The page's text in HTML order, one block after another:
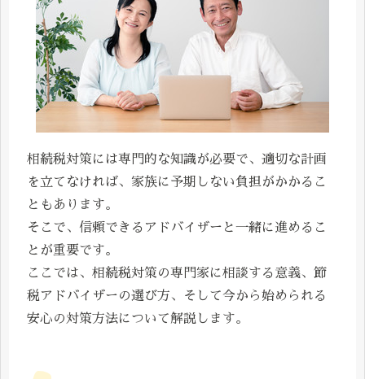
相続税対策には専門的な知識が必要で、適切な計画
を立てなければ、家族に予期しない負担がかかるこ
ともあります。
そこで、信頼できるアドバイザーと一緒に進めるこ
とが重要です。
ここでは、相続税対策の専門家に相談する意義、節
税アドバイザーの選び方、そして今から始められる
安心の対策方法について解説します。